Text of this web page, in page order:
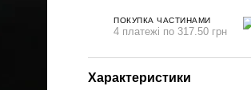
ПОКУПКА ЧАСТИНАМИ
4 платежі по 317.50 грн
Характеристики